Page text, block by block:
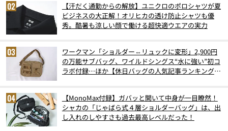
【汗だく通勤からの解放】ユニクロのポロシャツが夏
ビジネスの大正解！オリヒカの透け防止シャツも優
秀。酷暑も涼しい顔で働ける超快適ウエアの実力
ワークマン「ショルダー⇔リュックに変形」2,900円
の万能サブバッグ、ワイルドシングス“水に強い”初コ
ラボ付録…ほか【休日バッグの人気記事ランキングベ
【MonoMax付録】ガバッと開いて中身が一目瞭然！
シャカの「じゃばら式４層ショルダーバッグ」は、出
し入れのしやすさも過去最高レベルだった！